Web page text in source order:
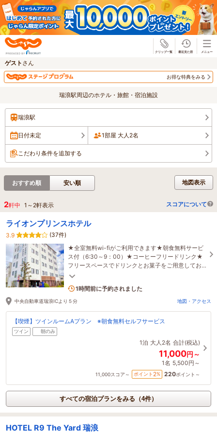
ゲスト さん
お得な特典をみる
瑞浪駅周辺のホテル・旅館・宿泊施設
瑞浪駅
日付未定 1部屋 大人2名
こだわり条件を追加する
地図表示
おすすめ順 安い順
2軒中 1 ～ 2軒表示 スコアについて
ライオンプリンスホテル
3.9
(37件)
★全室無料wi-fiがご利用できます★朝食無料サービ
ス付（6:30～9：00）★コーヒーフリードリンク★
フリースペースでドリンクとお菓子をご用意してお
ります（16時～23時）★シャンプーバー
1時間前に予約されました
中央自動車道瑞浪ICより５分 地図・アクセス
【喫煙】ツインルームAプラン ※朝食無料セルフサービス
ツイン 朝のみ
1泊 大人2名 合計(税込)
11,000円～
1名 5,500円～
11,000スコア～ ポイント 2% 220ポイント～
すべての宿泊プランをみる（4件）
HOTEL R9 The Yard 瑞浪